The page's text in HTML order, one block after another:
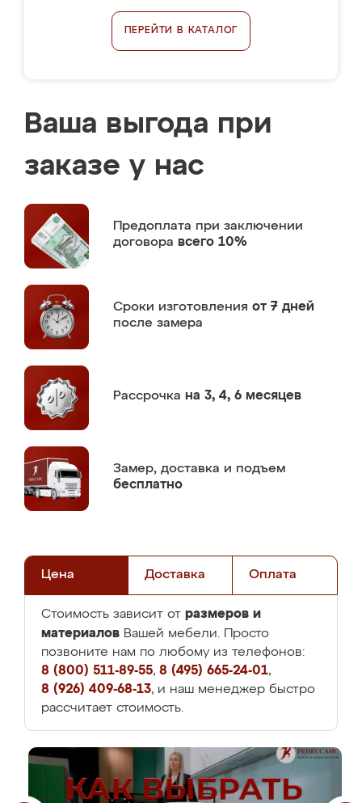
ПЕРЕЙТИ В КАТАЛОГ
Ваша выгода при
заказе у нас
Предоплата при заключении
договора всего 10%
Сроки изготовления от 7 дней
после замера
Рассрочка на 3, 4, 6 месяцев
Замер, доставка и подъем
бесплатно
Цена Доставка Оплата
Стоимость зависит от размеров и
материалов Вашей мебели. Просто
позвоните нам по любому из телефонов:
8 (800) 511-89-55, 8 (495) 665-24-01,
8 (926) 409-68-13, и наш менеджер быстро
рассчитает стоимость.